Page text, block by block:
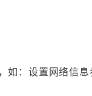
如：设置网络信